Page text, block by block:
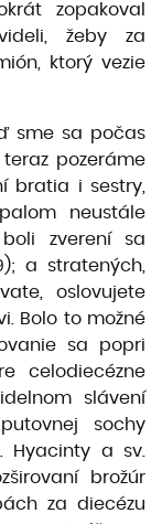
zopakoval
žeby za
ktorý vezie
sme sa počas
pozeráme
bratia i sestry,
neustále
zverení sa
a stratených,
oslovujete
Bolo to možné
sa popri
celodiecézne
slávení
sochy
Hyacinty a sv.
brožúr
za diecézu